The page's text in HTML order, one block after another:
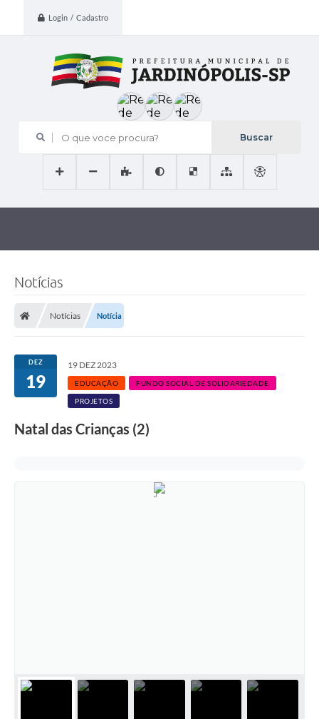
Login / Cadastro
O que voce procura?
Notícias
Notícias Notícia
DEZ
19
19 DEZ 2023
EDUCAÇÃO FUNDO SOCIAL DE SOLIDARIEDADE
PROJETOS
Natal das Crianças (2)